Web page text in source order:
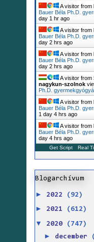
A visitor from
Bauer Béla Ph.D.
day 1 hr ago
A visitor from
Bauer Béla Ph.D.
day 2 hrs ago
A visitor from
Bauer Béla Ph.D.
day 2 hrs ago
A visitor from
nagykun-szolnok
Ph.D.
A visitor from
Bauer Béla Ph.D.
1 day 4 hrs ago
A visitor from
Bauer Béla Ph.D.
day 4 hrs ago
Get Script Real
Blogarchívum
► 2022 (92)
► 2021 (612)
▼ 2020 (747)
► december